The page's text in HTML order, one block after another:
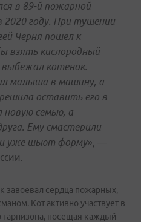
в 89-й пожарной
2020 году. При тушении
Черня пошел к
взять кислородный
выбежал котенок.
малыша в машину, а
оставить его в
новую семью, а
Ему смастерили
уже шьют форму», —
завоевал сердца пожарных,
Кот активно участвует в
гарнизона, посещая каждый